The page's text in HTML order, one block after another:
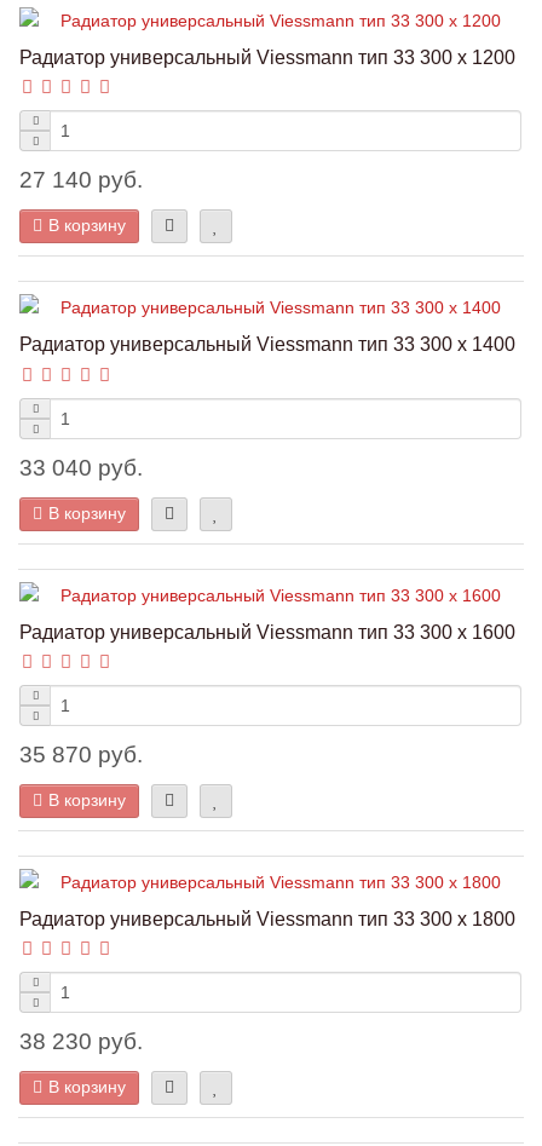
Радиатор универсальный Viessmann тип 33 300 x 1200
27 140 руб.
В корзину
Радиатор универсальный Viessmann тип 33 300 x 1400
33 040 руб.
В корзину
Радиатор универсальный Viessmann тип 33 300 x 1600
35 870 руб.
В корзину
Радиатор универсальный Viessmann тип 33 300 x 1800
38 230 руб.
В корзину